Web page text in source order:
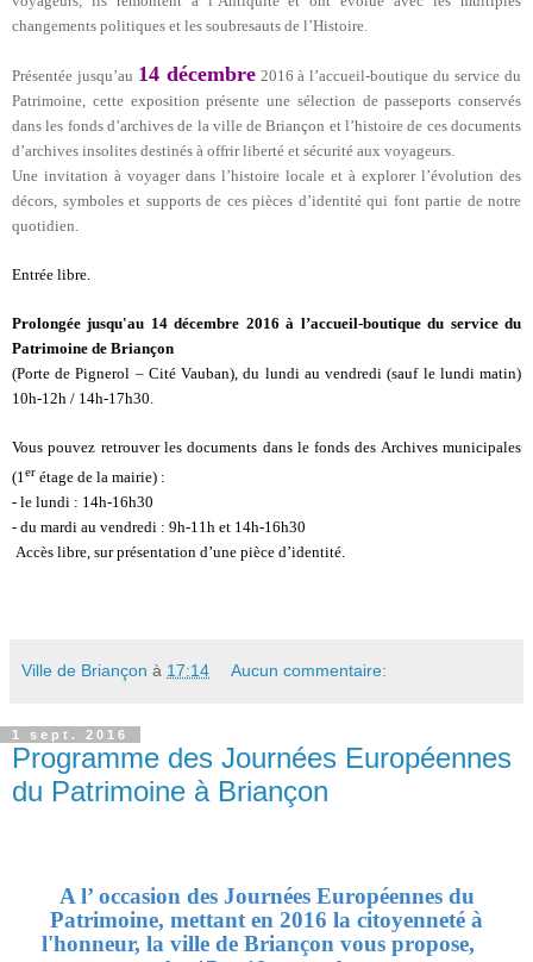
changements politiques et les soubresauts de l’Histoire.
Présentée jusqu’au 14 décembre2016 à l’accueil-boutique du service du
Patrimoine, cette exposition présente une sélection de passeports conservés
dans les fonds d’archives de la ville de Briançon et l’histoire de ces documents
d’archives insolites destinés à offrir liberté et sécurité aux voyageurs.
Une invitation à voyager dans l’histoire locale et à explorer l’évolution des
décors, symboles et supports de ces pièces d’identité qui font partie de notre
quotidien.
Entrée libre.
Prolongée jusqu'au 14 décembre 2016 à l’accueil-boutique du service du
Patrimoine de Briançon
(Porte de Pignerol – Cité Vauban), du lundi au vendredi (sauf le lundi matin)
10h-12h / 14h-17h30.
Vous pouvez retrouver les documents dans le fonds des Archives municipales
(1er étage de la mairie) :
- le lundi : 14h-16h30
- du mardi au vendredi : 9h-11h et 14h-16h30
Accès libre, sur présentation d’une pièce d’identité.
Ville de Briançon à 17:14 Aucun commentaire:
1 sept. 2016
Programme des Journées Européennes
du Patrimoine à Briançon
A l’ occasion des Journées Européennes du
Patrimoine, mettant en 2016 la citoyenneté à
l'honneur, la ville de Briançon vous propose,